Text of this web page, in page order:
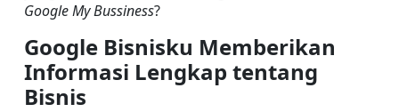
Google My Bussiness?
Google Bisnisku Memberikan
Informasi Lengkap tentang
Bisnis